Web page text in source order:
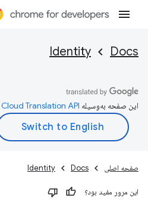
Docs
Identity
این صفحه به‌وسیله
صفحه اصلی Docs
Identity
این مرور مفید بود؟